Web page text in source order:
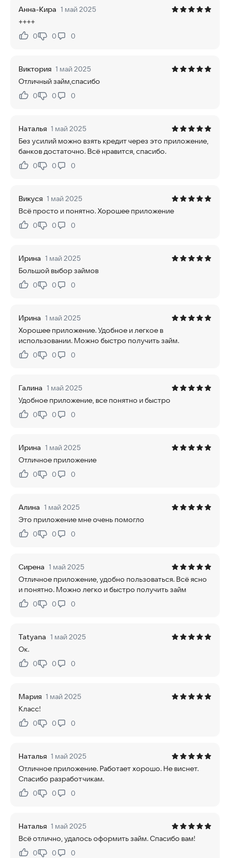
Анна-Кира 1 май 2025
++++
Нравится:
0Не нравится:
0 0
Виктория 1 май 2025
Отличный займ,спасибо
Нравится:
0Не нравится:
0 0
Наталья 1 май 2025
Без усилий можно взять кредит через это приложение,
банков достаточно. Всё нравится, спасибо.
Нравится:
0Не нравится:
0 0
Викуся 1 май 2025
Всё просто и понятно. Хорошее приложение
Нравится:
0Не нравится:
0 0
Ирина 1 май 2025
Большой выбор займов
Нравится:
0Не нравится:
0 0
Ирина 1 май 2025
Хорошее приложение. Удобное и легкое в
использовании. Можно быстро получить займ.
Нравится:
0Не нравится:
0 0
Галина 1 май 2025
Удобное приложение, все понятно и быстро
Нравится:
0Не нравится:
0 0
Ирина 1 май 2025
Отличное приложение
Нравится:
0Не нравится:
0 0
Алина 1 май 2025
Это приложение мне очень помогло
Нравится:
0Не нравится:
0 0
Сирена 1 май 2025
Отличное приложение, удобно пользоваться. Всё ясно
и понятно. Можно легко и быстро получить займ
Нравится:
0Не нравится:
0 0
Tatyana 1 май 2025
Ок.
Нравится:
0Не нравится:
0 0
Мария 1 май 2025
Класс!
Нравится:
0Не нравится:
0 0
Наталья 1 май 2025
Отличное приложение. Работает хорошо. Не виснет.
Спасибо разработчикам.
Нравится:
0Не нравится:
0 0
Наталья 1 май 2025
Всё отлично, удалось оформить займ. Спасибо вам!
0 0 0